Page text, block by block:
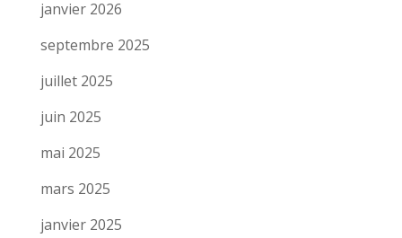
janvier 2026
septembre 2025
juillet 2025
juin 2025
mai 2025
mars 2025
janvier 2025